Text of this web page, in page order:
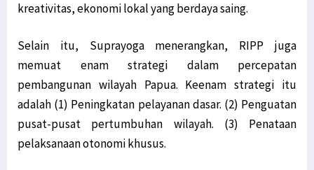
kreativitas, ekonomi lokal yang berdaya saing.
Selain itu, Suprayoga menerangkan, RIPP juga
memuat enam strategi dalam percepatan
pembangunan wilayah Papua. Keenam strategi itu
adalah (1) Peningkatan pelayanan dasar. (2) Penguatan
pusat-pusat pertumbuhan wilayah. (3) Penataan
pelaksanaan otonomi khusus.